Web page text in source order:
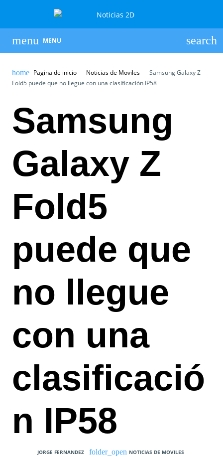
MENU
Pagina de inicio Noticias de Moviles
Samsung Galaxy Z
Fold5 puede que no llegue con una clasificación IP58
Samsung
Galaxy Z
Fold5
puede que
no llegue
con una
clasificació
n IP58
JORGE FERNANDEZ
NOTICIAS DE MOVILES